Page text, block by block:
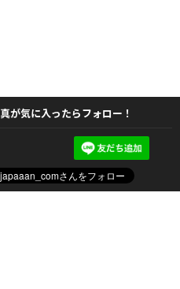
が気に入ったらフォロー！